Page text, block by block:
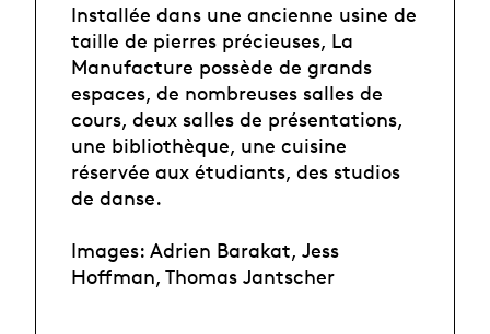
Installée dans une ancienne usine de
taille de pierres précieuses, La
Manufacture possède de grands
espaces, de nombreuses salles de
cours, deux salles de présentations,
une bibliothèque, une cuisine
réservée aux étudiants, des studios
de danse.
Images: Adrien Barakat, Jess
Hoffman, Thomas Jantscher